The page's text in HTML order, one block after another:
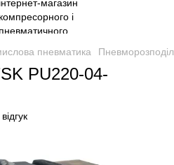
пневматика
PU220-04-